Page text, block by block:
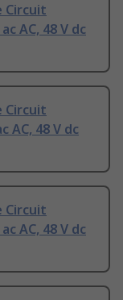
Circuit
AC, 48 V dc
Circuit
AC, 48 V dc
Circuit
AC, 48 V dc